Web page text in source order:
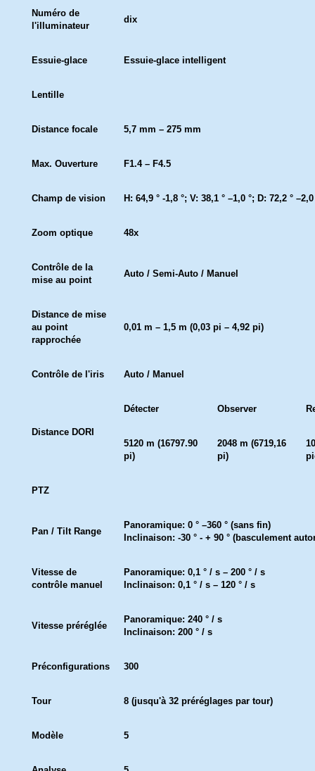
Numéro de
l'illuminateur
dix
Essuie-glace Essuie-glace intelligent
Lentille
Distance focale 5,7 mm – 275 mm
Max. Ouverture F1.4 – F4.5
Champ de vision H: 64,9 ° -1,8 °; V: 38,1 ° –1,0 °; D: 72,2 ° –2,0
Zoom optique 48x
Contrôle de la
mise au point
Auto / Semi-Auto / Manuel
Distance de mise
au point
rapprochée
0,01 m – 1,5 m (0,03 pi – 4,92 pi)
Contrôle de l'iris Auto / Manuel
Distance DORI
Détecter Observer
5120 m (16797.90
pi)
2048 m (6719,16
pi)
PTZ
Pan / Tilt Range
Panoramique: 0 ° –360 ° (sans fin)
Inclinaison: -30 ° - + 90 ° (basculement
Vitesse de
contrôle manuel
Panoramique: 0,1 ° / s – 200 ° / s
Inclinaison: 0,1 ° / s – 120 ° / s
Vitesse préréglée
Panoramique: 240 ° / s
Inclinaison: 200 ° / s
Préconfigurations 300
Tour 8 (jusqu'à 32 préréglages par tour)
Modèle 5